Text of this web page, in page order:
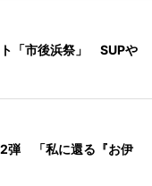
「市後浜祭」 SUPや
2弾 「私に還る『お伊